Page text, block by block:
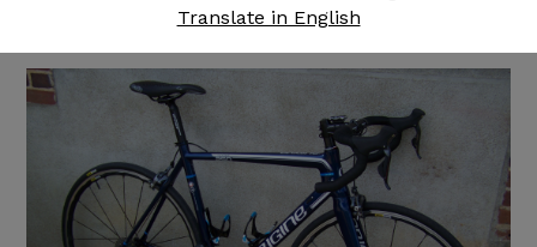
Translate in English